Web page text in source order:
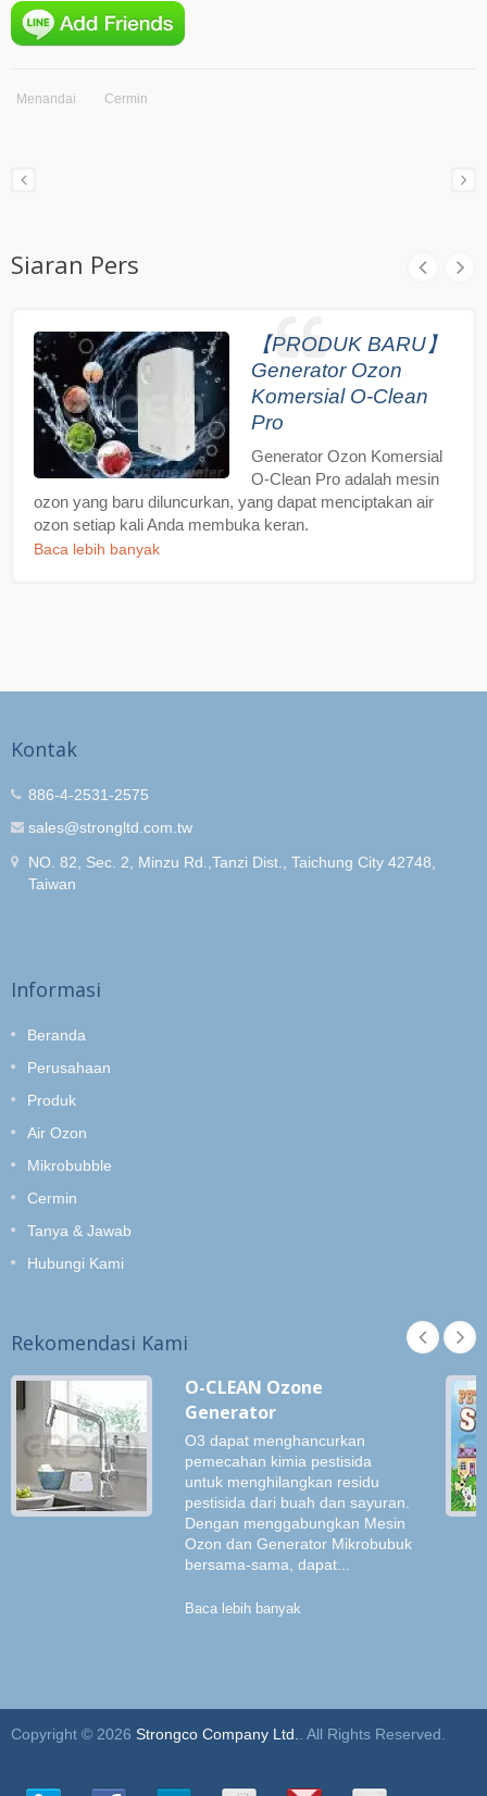
Menandai Cermin
Siaran Pers
【PRODUK BARU】
Generator Ozon
Komersial O-Clean
Pro
Generator Ozon Komersial
O-Clean Pro adalah mesin
ozon yang baru diluncurkan, yang dapat menciptakan air
ozon setiap kali Anda membuka keran.
Baca lebih banyak
Kontak
886-4-2531-2575
sales@strongltd.com.tw
NO. 82, Sec. 2, Minzu Rd.,Tanzi Dist., Taichung City 42748,
Taiwan
Informasi
Beranda
Perusahaan
Produk
Air Ozon
Mikrobubble
Cermin
Tanya & Jawab
Hubungi Kami
Rekomendasi Kami
O-CLEAN Ozone
Generator
O3 dapat menghancurkan
pemecahan kimia pestisida
untuk menghilangkan residu
pestisida dari buah dan sayuran.
Dengan menggabungkan Mesin
Ozon dan Generator Mikrobubuk
bersama-sama, dapat...
Baca lebih banyak
Copyright © 2026 Strongco Company Ltd. . All Rights Reserved.